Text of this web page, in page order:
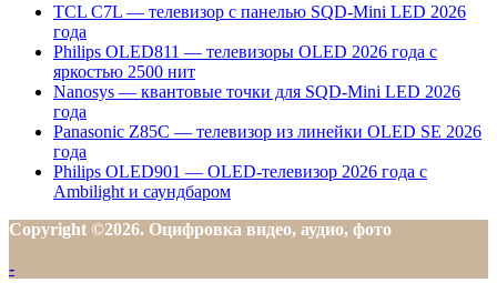
TCL C7L — телевизор с панелью SQD-Mini LED 2026
года
Philips OLED811 — телевизоры OLED 2026 года с
яркостью 2500 нит
Nanosys — квантовые точки для SQD-Mini LED 2026
года
Panasonic Z85C — телевизор из линейки OLED SE 2026
года
Philips OLED901 — OLED-телевизор 2026 года с
Ambilight и саундбаром
Copyright ©2026. Оцифровка видео, аудио, фото
-